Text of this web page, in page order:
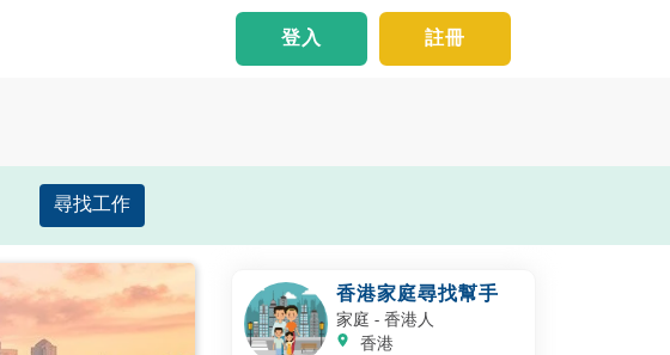
註冊
登入
尋找工作
香港家庭尋找幫手
家庭 - 香港人
香港